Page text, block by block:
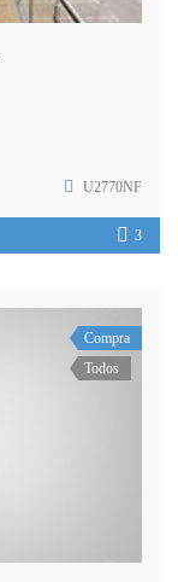
U2770NF
3
Compra
Todos